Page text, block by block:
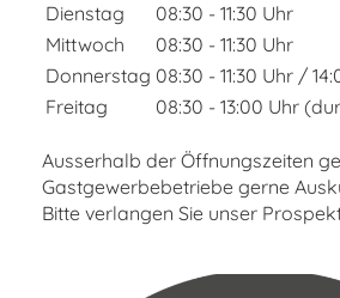
Dienstag
08:30 - 11:30 Uhr
Mittwoch
08:30 - 11:30 Uhr
Donnerstag 08:30 - 11:30 Uhr /
Freitag
08:30 - 13:00 Uhr
Ausserhalb der Öffnungszeiten
Gastgewerbebetriebe gerne
Bitte verlangen Sie unser